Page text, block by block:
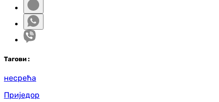
Тагови :
несрећа
Приједор